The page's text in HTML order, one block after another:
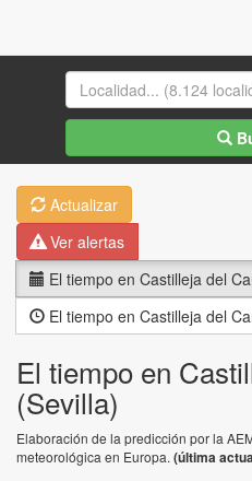
Actualizar
Ver alertas
El tiempo en Castilleja del
El tiempo en Castilleja del
El tiempo en
(Sevilla)
Elaboración de la predicción por la
meteorológica en Europa. (última